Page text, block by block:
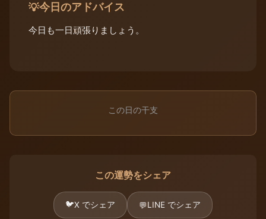
💡今日のアドバイス
今日も一日頑張りましょう。
この日の干支
この運勢をシェア
🐦X でシェア 💬LINE でシェア